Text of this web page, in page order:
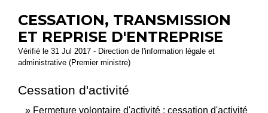
CESSATION, TRANSMISSION
ET REPRISE D'ENTREPRISE
Vérifié le 31 Jul 2017 - Direction de l'information légale et
administrative (Premier ministre)
Cessation d'activité
Fermeture volontaire d'activité : cessation d'activité